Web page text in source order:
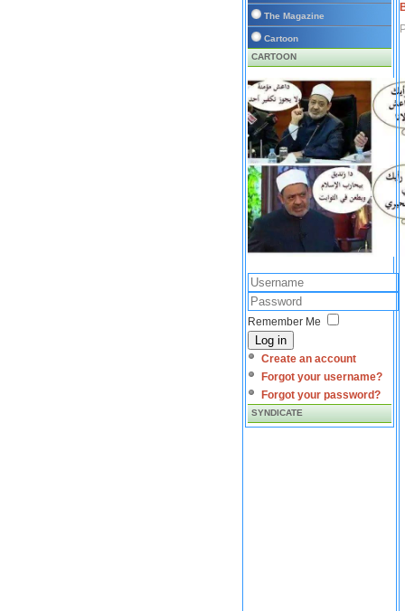
The Magazine
Cartoon
CARTOON
Remember Me
Log in
Create an account
Forgot your username?
Forgot your password?
SYNDICATE